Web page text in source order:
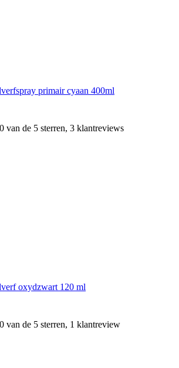
primair cyaan 400ml
van de 5 sterren, 3 klantreviews
oxydzwart 120 ml
van de 5 sterren, 1 klantreview